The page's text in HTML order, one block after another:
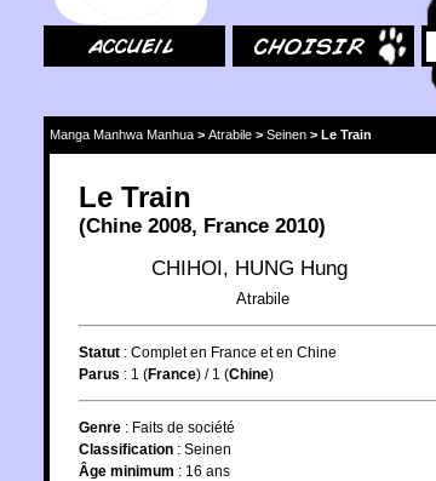
Manga Manhwa Manhua > Atrabile > Seinen > Le Train
Le Train
(Chine 2008, France 2010)
CHIHOI, HUNG Hung
Atrabile
Statut : Complet en France et en Chine
Parus : 1 (France) / 1 (Chine)
Genre : Faits de société
Classification : Seinen
Âge minimum : 16 ans